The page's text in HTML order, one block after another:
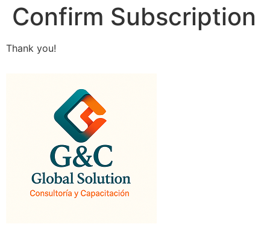
Confirm Subscription
Thank you!